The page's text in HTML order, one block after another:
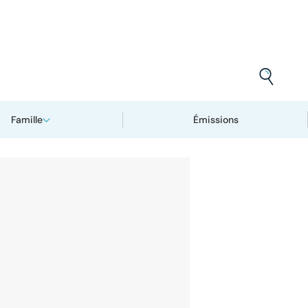
Famille Émissions